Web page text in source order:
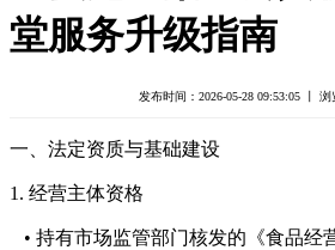
堂服务升级指南
发布时间：2026-05-28 09:53:05 丨 浏
一、法定资质与基础建设
1. 经营主体资格
• 持有市场监管部门核发的《食品经